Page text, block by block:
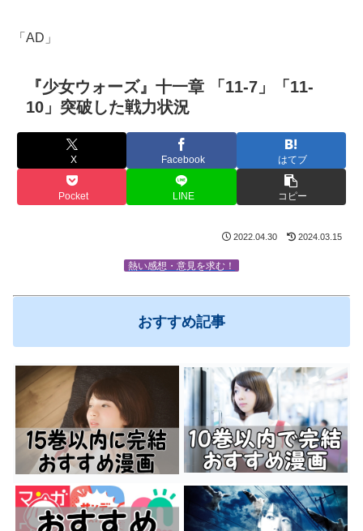
「AD」
『少女ウォーズ』十一章 「11-7」「11-
10」突破した戦力状況
X Facebook はてブ
Pocket LINE コピー
2022.04.30 2024.03.15
熱い感想・意見を求む！
おすすめ記事